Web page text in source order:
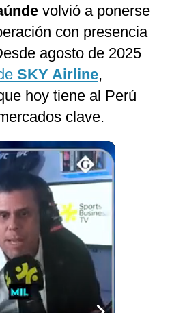
volvió a ponerse
con presencia
agosto de 2025
SKY Airline,
hoy tiene al Perú
clave.